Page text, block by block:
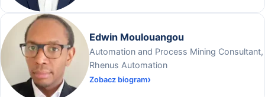
Edwin Moulouangou
Automation and Process Mining Consultant,
Rhenus Automation
Zobacz biogram